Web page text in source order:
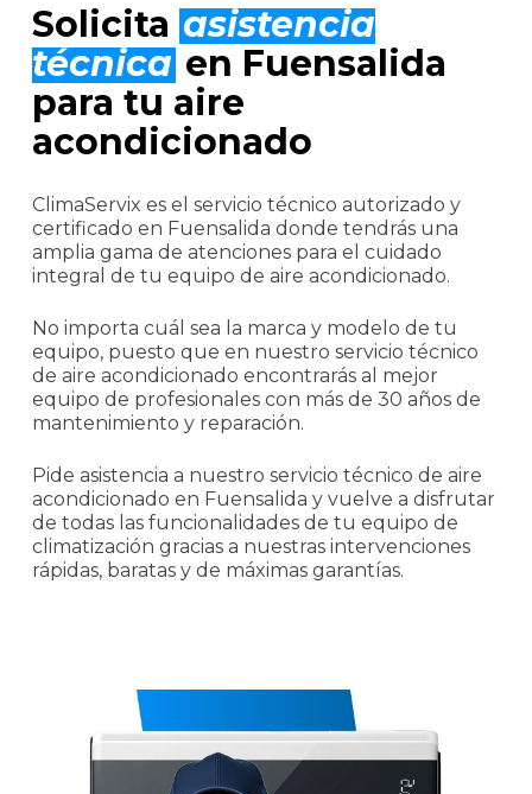
Solicita asistencia
técnica en Fuensalida
para tu aire
acondicionado
ClimaServix es el servicio técnico autorizado y
certificado en Fuensalida donde tendrás una
amplia gama de atenciones para el cuidado
integral de tu equipo de aire acondicionado.
No importa cuál sea la marca y modelo de tu
equipo, puesto que en nuestro servicio técnico
de aire acondicionado encontrarás al mejor
equipo de profesionales con más de 30 años de
mantenimiento y reparación.
Pide asistencia a nuestro servicio técnico de aire
acondicionado en Fuensalida y vuelve a disfrutar
de todas las funcionalidades de tu equipo de
climatización gracias a nuestras intervenciones
rápidas, baratas y de máximas garantías.